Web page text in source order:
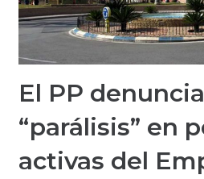
El PP
“parálisis” en
activas del